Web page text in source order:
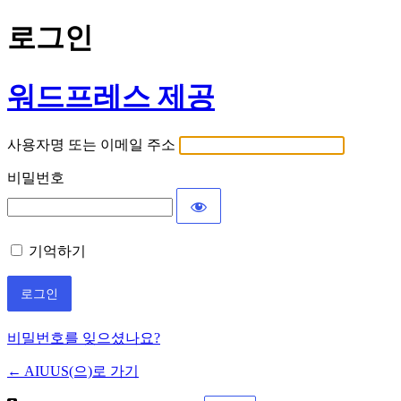
로그인
워드프레스 제공
사용자명 또는 이메일 주소
비밀번호
기억하기
비밀번호를 잊으셨나요?
← AIUUS(으)로 가기